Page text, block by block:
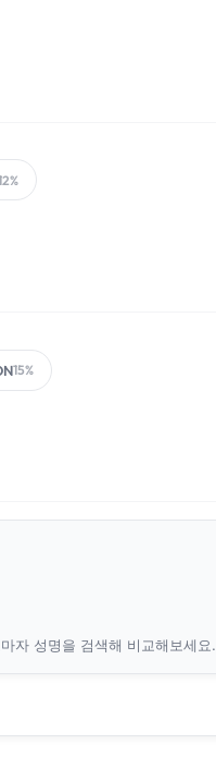
15%
자 성명을 검색해 비교해보세요.